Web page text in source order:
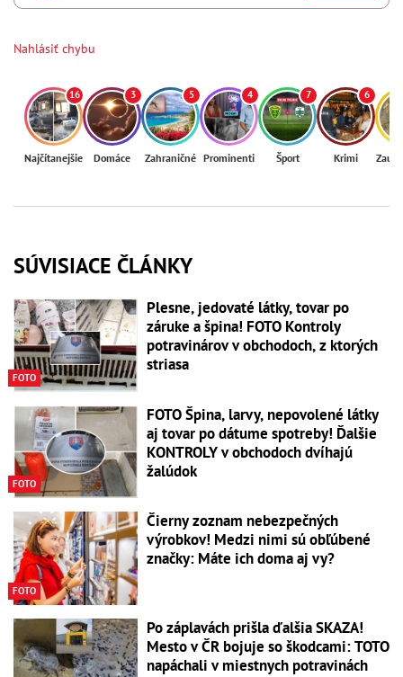
Nahlásiť chybu
16
Najčítanejšie
3
Domáce
5
Zahraničné
4
Prominenti
7
Šport
6
Krimi
SÚVISIACE ČLÁNKY
FOTO
Plesne, jedovaté látky, tovar po
záruke a špina! FOTO Kontroly
potravinárov v obchodoch, z ktorých
striasa
FOTO
FOTO Špina, larvy, nepovolené látky
aj tovar po dátume spotreby! Ďalšie
KONTROLY v obchodoch dvíhajú
žalúdok
FOTO
Čierny zoznam nebezpečných
výrobkov! Medzi nimi sú obľúbené
značky: Máte ich doma aj vy?
Po záplavách prišla ďalšia SKAZA!
Mesto v ČR bojuje so škodcami: TOTO
napáchali v miestnych potravinách